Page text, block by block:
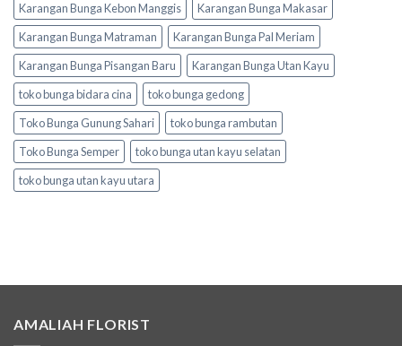
Karangan Bunga Kebon Manggis
Karangan Bunga Makasar
Karangan Bunga Matraman
Karangan Bunga Pal Meriam
Karangan Bunga Pisangan Baru
Karangan Bunga Utan Kayu
toko bunga bidara cina
toko bunga gedong
Toko Bunga Gunung Sahari
toko bunga rambutan
Toko Bunga Semper
toko bunga utan kayu selatan
toko bunga utan kayu utara
AMALIAH FLORIST